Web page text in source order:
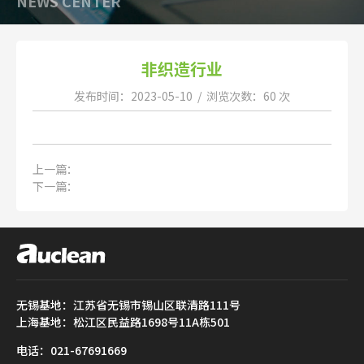
非织造行业
发布时间：2023-05-10 / 浏览次数：60 次
上一篇：
下一篇：
无锡基地：江苏省无锡市锡山区联清路111号
上海基地：松江区民益路1698号11A栋501
电话：021-67691669